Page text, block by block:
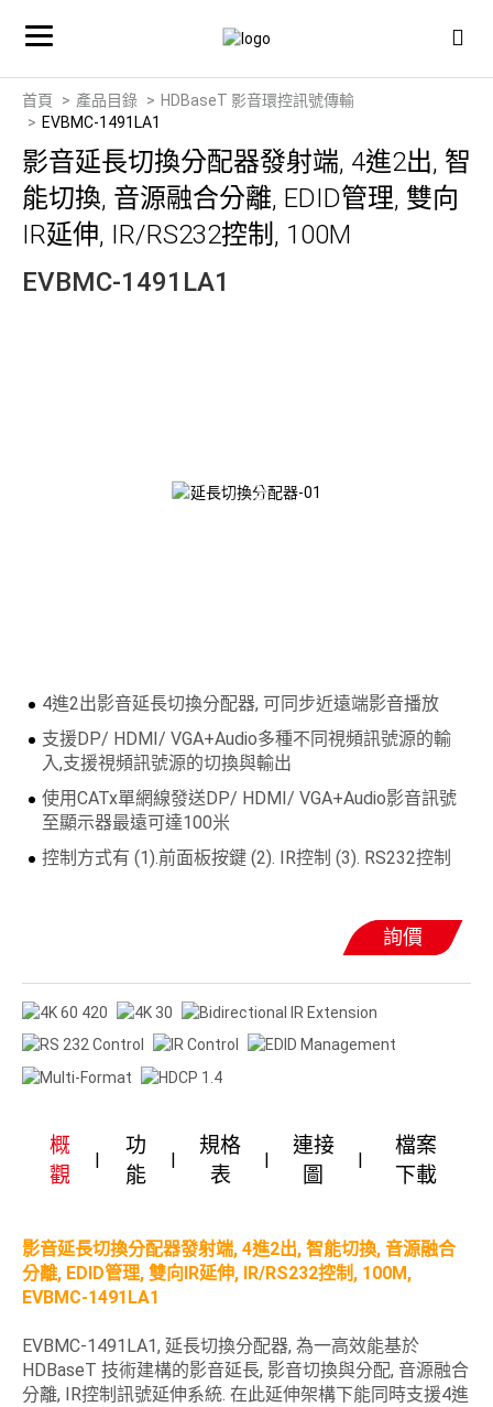
首頁 產品目錄
HDBaseT 影音環控訊號傳輸
EVBMC-1491LA1
影音延長切換分配器發射端, 4進2出, 智
能切換, 音源融合分離, EDID管理, 雙向
IR延伸, IR/RS232控制, 100M
EVBMC-1491LA1
4進2出影音延長切換分配器, 可同步近遠端影音播放
支援DP/ HDMI/ VGA+Audio多種不同視頻訊號源的輸
入,支援視頻訊號源的切換與輸出
使用CATx單網線發送DP/ HDMI/ VGA+Audio影音訊號
至顯示器最遠可達100米
控制方式有 (1).前面板按鍵 (2). IR控制 (3). RS232控制
詢價
概
觀
功
能
規格
表
連接
圖
檔案
下載
影音延長切換分配器發射端, 4進2出, 智能切換, 音源融合
分離, EDID管理, 雙向IR延伸, IR/RS232控制, 100M,
EVBMC-1491LA1
EVBMC-1491LA1, 延長切換分配器, 為一高效能基於
HDBaseT 技術建構的影音延長, 影音切換與分配, 音源融合
分離, IR控制訊號延伸系統. 在此延伸架構下能同時支援4進